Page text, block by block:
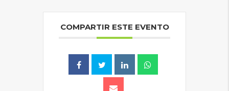
COMPARTIR ESTE EVENTO